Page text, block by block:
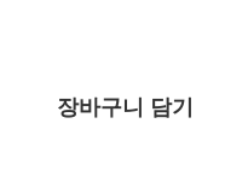
장바구니 담기